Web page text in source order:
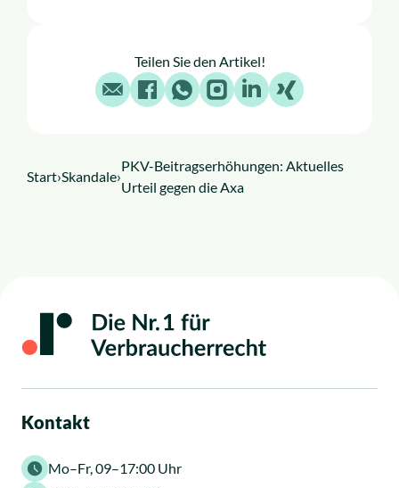
Teilen Sie den Artikel!
E-MailFacebookWhatsAppInstagramLinkedIn
X
Start›Skandale›
PKV-Beitragserhöhungen: Aktuelles
Urteil gegen die Axa
Kontakt
Mo–Fr, 09–17:00 Uhr